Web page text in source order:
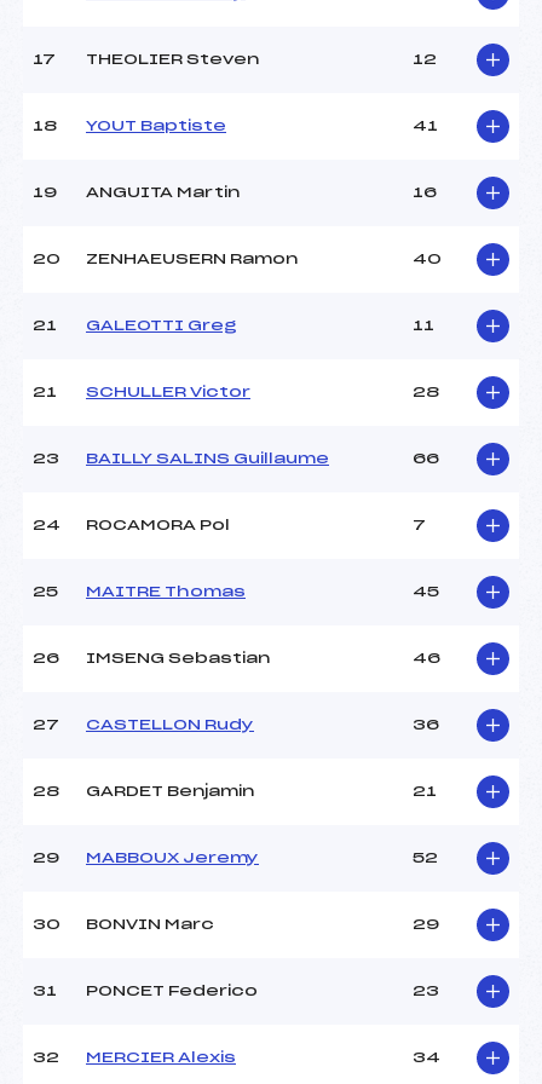
15.6000
Catégorie :
17 THEOLIER Steven 12
18 YOUT Baptiste 41
19 ANGUITA Martin 16
20 ZENHAEUSERN Ramon 40
21 GALEOTTI Greg 11
21 SCHULLER Victor 28
23 BAILLY SALINS Guillaume 66
24 ROCAMORA Pol 7
25 MAITRE Thomas 45
26 IMSENG Sebastian 46
27 CASTELLON Rudy 36
28 GARDET Benjamin 21
29 MABBOUX Jeremy 52
30 BONVIN Marc 29
31 PONCET Federico 23
32 MERCIER Alexis 34